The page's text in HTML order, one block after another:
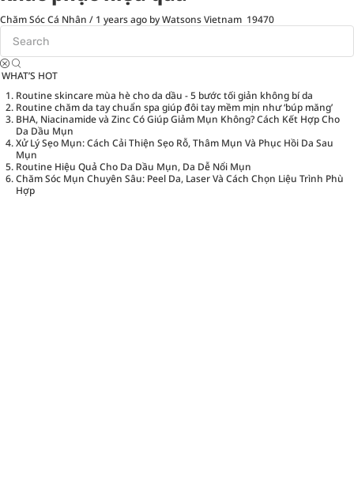
Chăm Sóc Cá Nhân / 1 years ago by Watsons Vietnam 19470
WHAT’S HOT
Routine skincare mùa hè cho da dầu - 5 bước tối giản không bí da
Routine chăm da tay chuẩn spa giúp đôi tay mềm mịn như ‘búp măng’
BHA, Niacinamide và Zinc Có Giúp Giảm Mụn Không? Cách Kết Hợp Cho
Da Dầu Mụn
Xử Lý Sẹo Mụn: Cách Cải Thiện Sẹo Rỗ, Thâm Mụn Và Phục Hồi Da Sau
Mụn
Routine Hiệu Quả Cho Da Dầu Mụn, Da Dễ Nổi Mụn
Chăm Sóc Mụn Chuyên Sâu: Peel Da, Laser Và Cách Chọn Liệu Trình Phù
Hợp